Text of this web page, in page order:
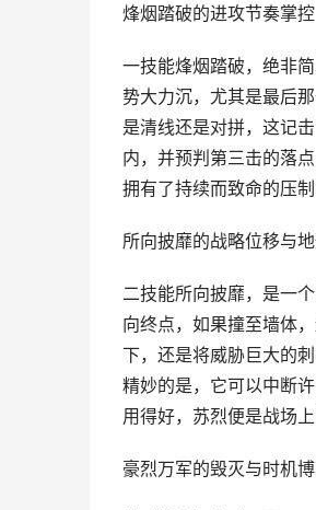
烽烟踏破的进攻节奏掌控
一技能烽烟踏破，绝非
势大力沉，尤其是最后
是清线还是对拼，这记
内，并预判第三击的落
拥有了持续而致命的压制
所向披靡的战略位移与
二技能所向披靡，是一
向终点，如果撞至墙体
下，还是将威胁巨大的
精妙的是，它可以中断
用得好，苏烈便是战场
豪烈万军的毁灭与时机